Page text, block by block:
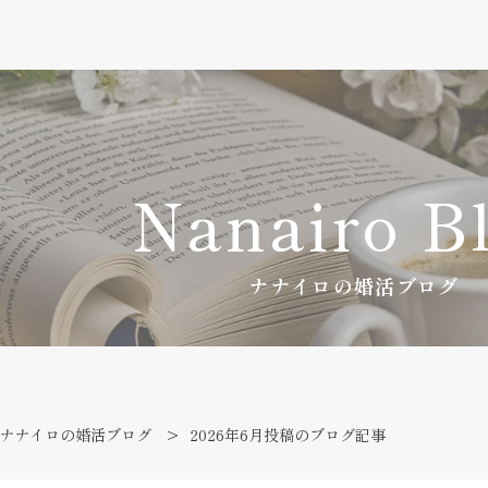
Nanairo
ナナイロの婚活ブログ
ナナイロの婚活ブログ 2026年6月投稿のブログ記事